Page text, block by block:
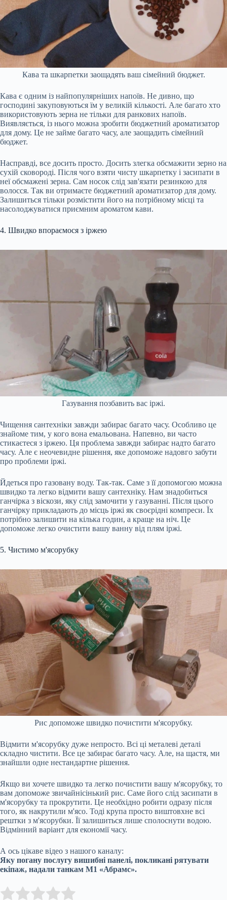
Кава та шкарпетки заощадять ваш сімейний бюджет.
Кава є одним із найпопулярніших напоїв. Не дивно, що
господині закуповуються їм у великій кількості. Але багато хто
використовують зерна не тільки для ранкових напоїв.
Виявляється, із нього можна зробити бюджетний ароматизатор
для дому. Це не займе багато часу, але заощадить сімейний
бюджет.
Насправді, все досить просто. Досить злегка обсмажити зерно на
сухій сковороді. Після чого взяти чисту шкарпетку і засипати в
неї обсмажені зерна. Сам носок слід зав'язати резинкою для
волосся. Так ви отримаєте бюджетний ароматизатор для дому.
Залишиться тільки розмістити його на потрібному місці та
насолоджуватися приємним ароматом кави.
4. Швидко впораємося з іржею
Газування позбавить вас іржі.
Чищення сантехніки завжди забирає багато часу. Особливо це
знайоме тим, у кого вона емальована. Напевно, ви часто
стикаєтеся з іржею. Ця проблема завжди забирає надто багато
часу. Але є неочевидне рішення, яке допоможе надовго забути
про проблеми іржі.
Йдеться про газовану воду. Так-так. Саме з її допомогою можна
швидко та легко відмити вашу сантехніку. Нам знадобиться
ганчірка з віскози, яку слід замочити у газуванні. Після цього
ганчірку прикладають до місць іржі як своєрідні компреси. Їх
потрібно залишити на кілька годин, а краще на ніч. Це
допоможе легко очистити вашу ванну від плям іржі.
5. Чистимо м'ясорубку
Рис допоможе швидко почистити м'ясорубку.
Відмити м'ясорубку дуже непросто. Всі ці металеві деталі
складно чистити. Все це забирає багато часу. Але, на щастя, ми
знайшли одне нестандартне рішення.
Якщо ви хочете швидко та легко почистити вашу м'ясорубку, то
вам допоможе звичайнісінький рис. Саме його слід засипати в
м'ясорубку та прокрутити. Це необхідно робити одразу після
того, як накрутили м'ясо. Тоді крупа просто виштовхне всі
рештки з м'ясорубки. Її залишиться лише сполоснути водою.
Відмінний варіант для економії часу.
А ось цікаве відео з нашого каналу:
Яку погану послугу вишибні панелі, покликані рятувати
екіпаж, надали танкам М1 «Абрамс».
Rate this item: